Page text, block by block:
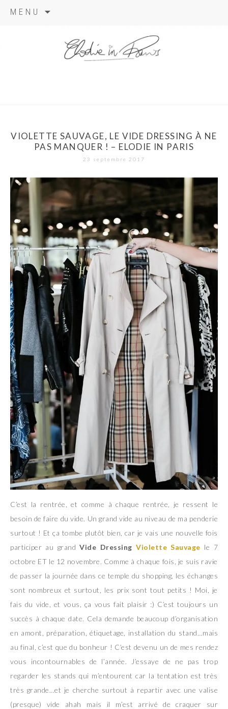
MENU
VIOLETTE SAUVAGE, LE VIDE DRESSING À NE
PAS MANQUER ! – ELODIE IN PARIS
23 septembre 2017
C’est la rentrée, et comme à chaque rentrée, je ressent le
besoin de faire du vide. Un grand vide au niveau de ma penderie
surtout ! Et ça tombe plutôt bien, car je vais une nouvelle fois
participer au grandVide DressingViolette Sauvage le 7
octobre ET le 12 novembre. Comme à chaque fois, je suis ravie
de passer la journée dans ce temple du shopping, les échanges
sont nombreux et surtout, les prix sont tout petits ! Moi, je
fais du vide, et vous, ça vous fait plaisir :) C’est toujours un
succès à chaque date. Cela demande beaucoup d’organisation
en amont, préparation, étiquetage, installation du stand…mais
au final, c’est que du bonheur ! C’est devenu un de mes rendez
vous incontournables de l’année. J’essaye de ne pas trop
regarder les stands qui m’entourent car la tentation est très
très grande…et je cherche surtout à repartir avec une valise
(presque) vide ahah mais il m’est arrivé de craquer sur